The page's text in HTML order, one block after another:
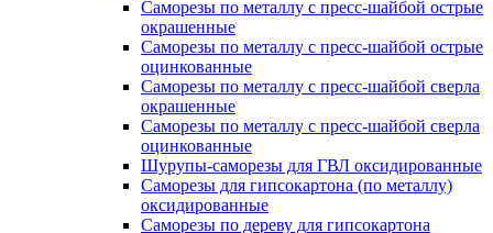
Саморезы по металлу с пресс-шайбой острые
окрашенные
Саморезы по металлу с пресс-шайбой острые
оцинкованные
Саморезы по металлу с пресс-шайбой сверла
окрашенные
Саморезы по металлу с пресс-шайбой сверла
оцинкованные
Шурупы-саморезы для ГВЛ оксидированные
Саморезы для гипсокартона (по металлу)
оксидированные
Саморезы по дереву для гипсокартона